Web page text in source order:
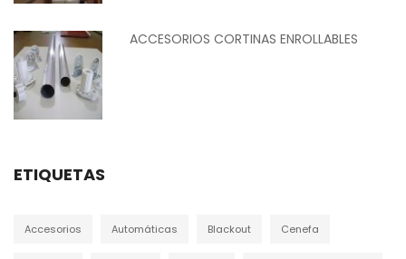
ACCESORIOS CORTINAS ENROLLABLES
ETIQUETAS
Accesorios Automáticas Blackout Cenefa